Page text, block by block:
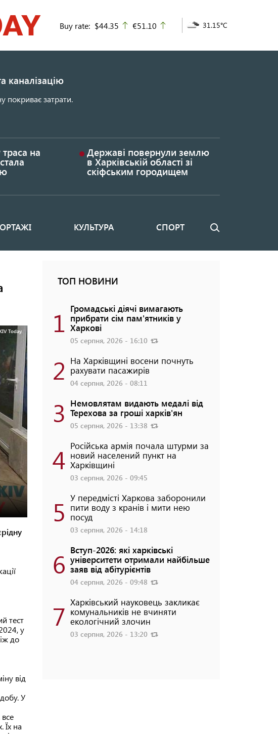
Buy rate: $44.35 up
€51.10 31.15°C
каналізацію
покриває затрати.
на Державі повернули землю
в Харківській області зі
скіфським городищем
КУЛЬТУРА СПОРТ Пошук
Today.
тест
у
до
від
У
Їх на
ТОП НОВИНИ
1 Громадські діячі вимагають
прибрати сім пам'ятників у
Харкові
05 серпня, 2026 - 16:10
2 На Харківщині восени почнуть
рахувати пасажирів
04 серпня, 2026 - 08:11
3 Немовлятам видають медалі від
Терехова за гроші харків'ян
05 серпня, 2026 - 13:38
4 Російська армія почала штурми за
новий населений пункт на
Харківщині
03 серпня, 2026 - 09:45
5 У передмісті Харкова заборонили
пити воду з кранів і мити нею
посуд
03 серпня, 2026 - 14:18
6 Вступ-2026: які харківські
університети отримали найбільше
заяв від абітурієнтів
04 серпня, 2026 - 09:48
7 Харківський науковець закликає
комунальників не вчиняти
екологічний злочин
03 серпня, 2026 - 13:20